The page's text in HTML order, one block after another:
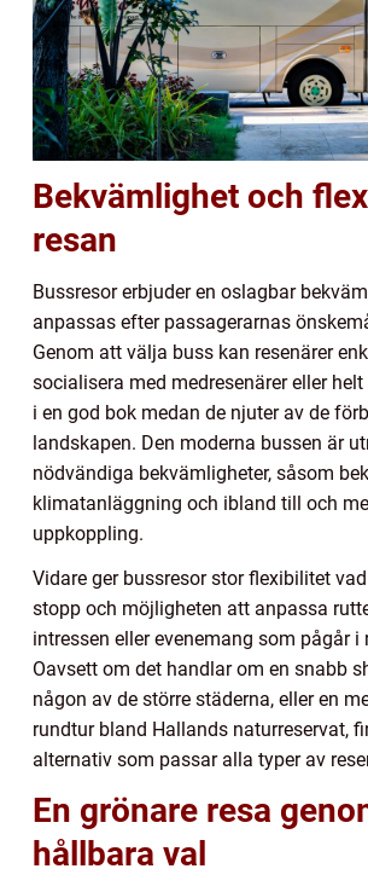
Bekvämlighet och
resan
Bussresor erbjuder en oslagbar
anpassas efter passagerarnas
Genom att välja buss kan resenärer
socialisera med medresenärer eller
i en god bok medan de njuter av de
landskapen. Den moderna bussen är
nödvändiga bekvämligheter, såsom
klimatanläggning och ibland till och
uppkoppling.
Vidare ger bussresor stor flexibilitet
stopp och möjligheten att anpassa
intressen eller evenemang som pågår i
Oavsett om det handlar om en snabb
någon av de större städerna, eller en
rundtur bland Hallands naturreservat,
alternativ som passar alla typer av
En grönare resa
hållbara val